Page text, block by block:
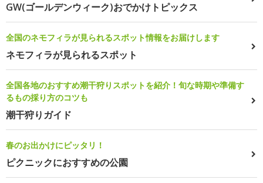
GW(ゴールデンウィーク)おでかけトピックス
全国のネモフィラが見られるスポット情報をお届けします
ネモフィラが見られるスポット
全国各地のおすすめ潮干狩りスポットを紹介！旬な時期や準備す
るもの採り方のコツも
潮干狩りガイド
春のお出かけにピッタリ！
ピクニックにおすすめの公園